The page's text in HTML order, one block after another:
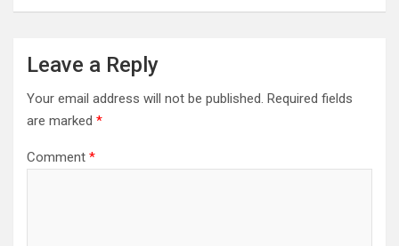
Leave a Reply
Your email address will not be published. Required fields
are marked *
Comment *